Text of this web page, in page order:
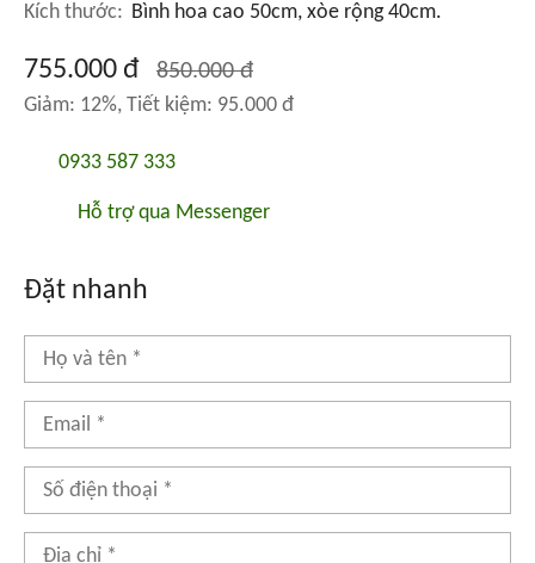
Kích thước: Bình hoa cao 50cm, xòe rộng 40cm.
755.000 đ 850.000 đ
Giảm: 12%, Tiết kiệm: 95.000 đ
0933 587 333
Hỗ trợ qua Messenger
Đặt nhanh